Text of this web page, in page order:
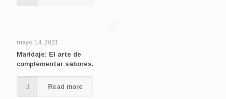
mayo 14, 2021
Maridaje: El arte de
complementar sabores.
Read more